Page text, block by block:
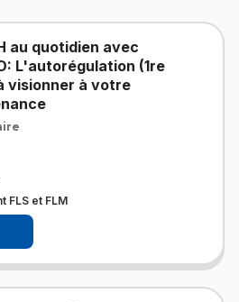
au quotidien avec
L'autorégulation (1re
visionner à votre
FLS et FLM